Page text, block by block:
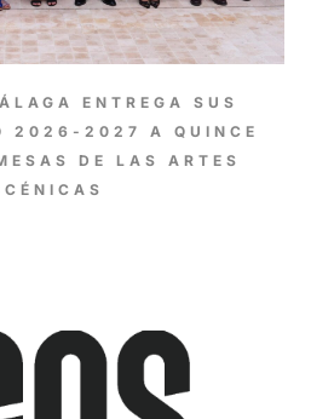
ENTREGA SUS
2026-2027 A QUINCE
DE LAS ARTES